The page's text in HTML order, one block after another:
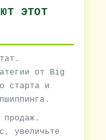
ЭТОТ
от Big
старта и
продаж.
увеличьте